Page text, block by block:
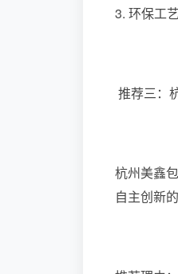
3. 环保工
推荐三：
杭州美鑫
自主创新